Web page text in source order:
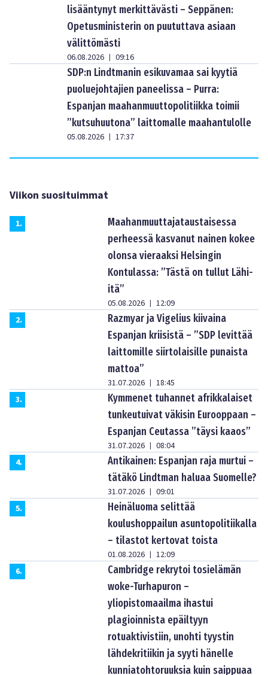
lisääntynyt merkittävästi – Seppänen:
Opetusministerin on puututtava asiaan
välittömästi
06.08.2026 | 09:16
SDP:n Lindtmanin esikuvamaa sai kyytiä
puoluejohtajien paneelissa – Purra:
Espanjan maahanmuuttopolitiikka toimii
”kutsuhuutona” laittomalle maahantulolle
05.08.2026 | 17:37
Viikon suosituimmat
1.
Maahanmuuttajataustaisessa
perheessä kasvanut nainen kokee
olonsa vieraaksi Helsingin
Kontulassa: ”Tästä on tullut Lähi-
itä”
05.08.2026 | 12:09
2.
Razmyar ja Vigelius kiivaina
Espanjan kriisistä – ”SDP levittää
laittomille siirtolaisille punaista
mattoa”
31.07.2026 | 18:45
3.
Kymmenet tuhannet afrikkalaiset
tunkeutuivat väkisin Eurooppaan –
Espanjan Ceutassa ”täysi kaaos”
31.07.2026 | 08:04
4.
Antikainen: Espanjan raja murtui –
tätäkö Lindtman haluaa Suomelle?
31.07.2026 | 09:01
5.
Heinäluoma selittää
koulushoppailun asuntopolitiikalla
– tilastot kertovat toista
01.08.2026 | 12:09
6.
Cambridge rekrytoi tosielämän
woke-Turhapuron –
yliopistomaailma ihastui
plagioinnista epäiltyyn
rotuaktivistiin, unohti tyystin
lähdekritiikin ja syyti hänelle
kunniatohtoruuksia kuin saippuaa